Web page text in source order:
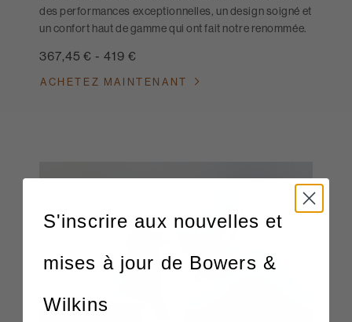
des performances exceptionnelles, un design soigné et
un confort haut de gamme qui ont fait notre renommée.
367,45 €- 419 €
ACHETEZ MAINTENANT
S'inscrire aux nouvelles et
mises à jour de Bowers &
Wilkins